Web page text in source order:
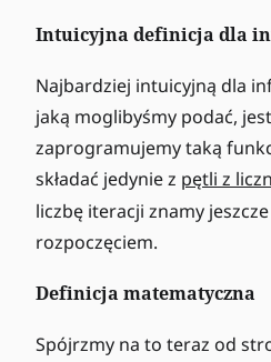
Intuicyjna definicja dla
Najbardziej intuicyjną dla
jaką moglibyśmy podać,
zaprogramujemy taką
składać jedynie z pętli z
liczbę iteracji znamy
rozpoczęciem.
Definicja matematyczna
Spójrzmy na to teraz od